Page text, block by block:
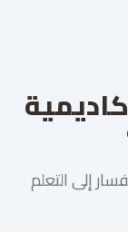
إلى التعلم